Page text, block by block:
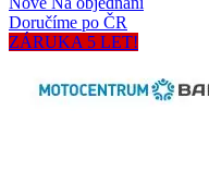
Doručíme po ČR
ZÁRUKA 5 LET!